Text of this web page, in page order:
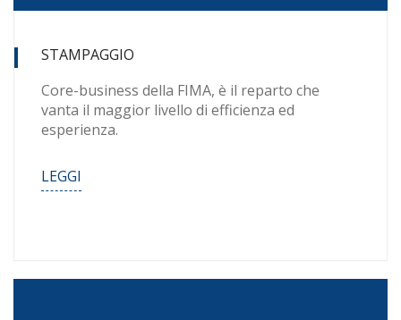
STAMPAGGIO
Core-business della FIMA, è il reparto che
vanta il maggior livello di efficienza ed
esperienza.
LEGGI